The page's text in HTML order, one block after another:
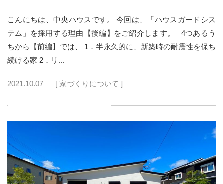
こんにちは、中央ハウスです。 今回は、「ハウスガードシス
テム」を採用する理由【後編】をご紹介します。 4つあるう
ちから【前編】では、 1．半永久的に、新築時の耐震性を保ち
続ける家 2．リ...
2021.10.07 [ 家づくりについて ]